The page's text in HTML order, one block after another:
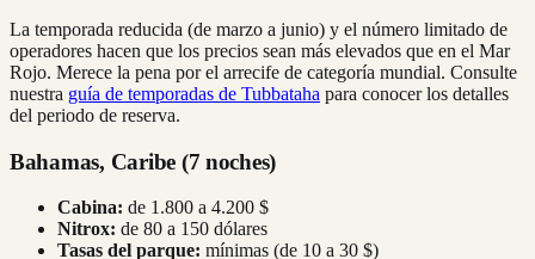
La temporada reducida (de marzo a junio) y el número limitado de
operadores hacen que los precios sean más elevados que en el Mar
Rojo. Merece la pena por el arrecife de categoría mundial. Consulte
nuestra guía de temporadas de Tubbataha para conocer los detalles
del periodo de reserva.
Bahamas, Caribe (7 noches)
Cabina: de 1.800 a 4.200 $
Nitrox: de 80 a 150 dólares
Tasas del parque: mínimas (de 10 a 30 $)